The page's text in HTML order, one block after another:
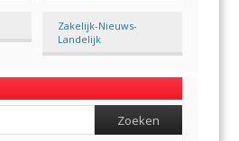
Zakelijk-Nieuws-
Landelijk